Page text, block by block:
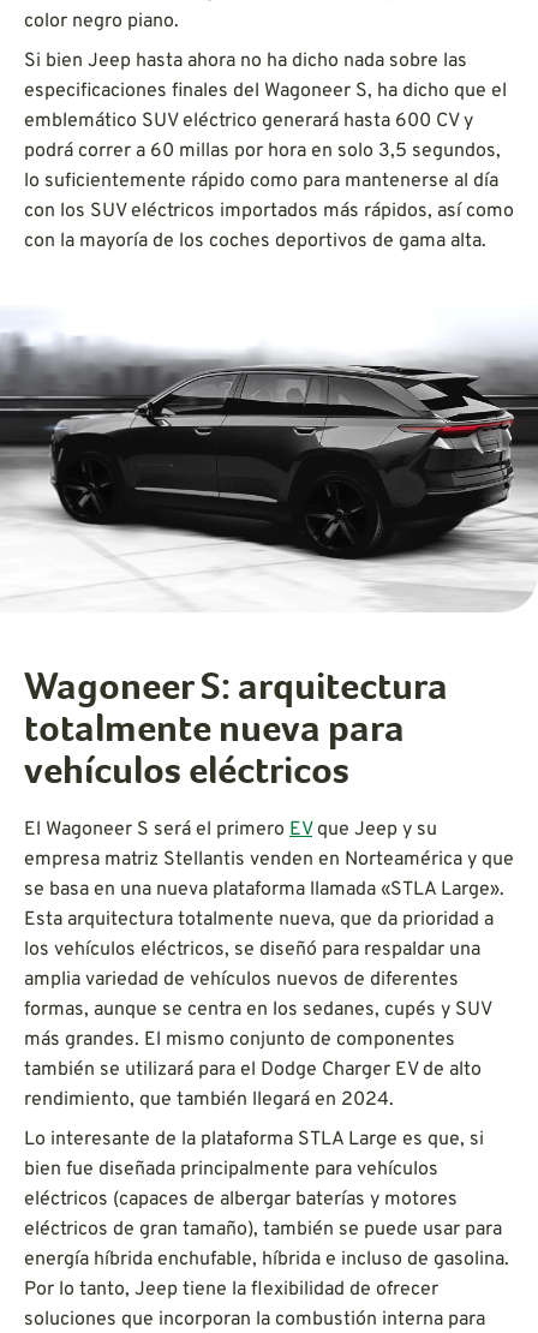
color negro piano.
Si bien Jeep hasta ahora no ha dicho nada sobre las
especificaciones finales del Wagoneer S, ha dicho que el
emblemático SUV eléctrico generará hasta 600 CV y
podrá correr a 60 millas por hora en solo 3,5 segundos,
lo suficientemente rápido como para mantenerse al día
con los SUV eléctricos importados más rápidos, así como
con la mayoría de los coches deportivos de gama alta.
Wagoneer S: arquitectura
totalmente nueva para
vehículos eléctricos
El Wagoneer S será el primero EVque Jeep y su
empresa matriz Stellantis venden en Norteamérica y que
se basa en una nueva plataforma llamada «STLA Large».
Esta arquitectura totalmente nueva, que da prioridad a
los vehículos eléctricos, se diseñó para respaldar una
amplia variedad de vehículos nuevos de diferentes
formas, aunque se centra en los sedanes, cupés y SUV
más grandes. El mismo conjunto de componentes
también se utilizará para el Dodge Charger EV de alto
rendimiento, que también llegará en 2024.
Lo interesante de la plataforma STLA Large es que, si
bien fue diseñada principalmente para vehículos
eléctricos (capaces de albergar baterías y motores
eléctricos de gran tamaño), también se puede usar para
energía híbrida enchufable, híbrida e incluso de gasolina.
Por lo tanto, Jeep tiene la flexibilidad de ofrecer
soluciones que incorporan la combustión interna para